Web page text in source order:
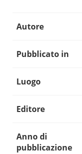
Autore
Pubblicato in
Luogo
Editore
Anno di
pubblicazione